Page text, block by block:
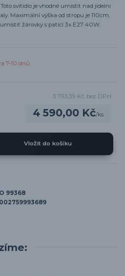
svítidlo je vhodné umístit nad jídelní
Maximální výška od stropu je 110cm,
žárovky s paticí 3x E27 40W.
7-10 dnů
4 590,00 Kč/ks
3 793,39 Kč bez DPH
Vložit do košíku
99368